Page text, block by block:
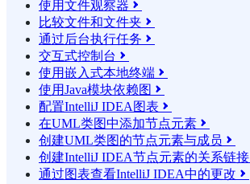
使用文件观察器 
比较文件和文件夹 
通过后台执行任务 
交互式控制台 
使用嵌入式本地终端 
使用Java模块依赖图 
配置IntelliJ IDEA图表 
在UML类图中添加节点元素 
创建UML类图的节点元素与成员 
创建IntelliJ IDEA节点元素的关系链接
通过图表查看IntelliJ IDEA中的更改 